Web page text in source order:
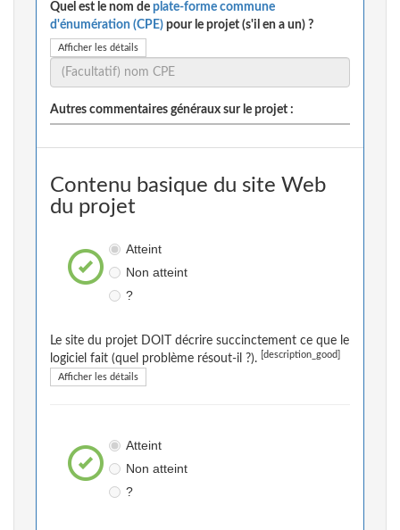
Quel est le nom de plate-forme commune
d'énumération (CPE) pour le projet (s'il en a un) ?
Afficher les détails
Autres commentaires généraux sur le projet :
Contenu basique du site Web
du projet
Atteint
Non atteint
?
Le site du projet DOIT décrire succinctement ce que le
logiciel fait (quel problème résout-il ?).
[description_good]
Afficher les détails
Atteint
Non atteint
?